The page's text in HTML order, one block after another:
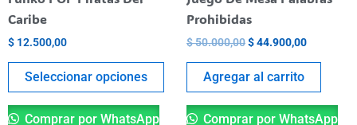
Caribe
$ 12.500,00
Seleccionar opciones
producto
Comprar por WhatsApp
Prohibidas
$50.000,00$44.900,00
Agregar al carrito
Comprar por WhatsApp